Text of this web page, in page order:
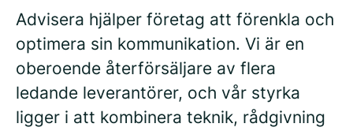
Advisera hjälper företag att förenkla och
optimera sin kommunikation. Vi är en
oberoende återförsäljare av flera
ledande leverantörer, och vår styrka
ligger i att kombinera teknik, rådgivning